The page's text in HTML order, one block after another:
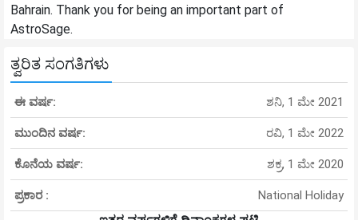
Bahrain. Thank you for being an important part of
AstroSage.
ತ್ವರಿತ ಸಂಗತಿಗಳು
ಈ ವರ್ಷ: ಶನಿ, 1 ಮೇ 2021
ಮುಂದಿನ ವರ್ಷ: ರವಿ, 1 ಮೇ 2022
ಕೊನೆಯ ವರ್ಷ: ಶಕ್ರ, 1 ಮೇ 2020
ಪ್ರಕಾರ : National Holiday